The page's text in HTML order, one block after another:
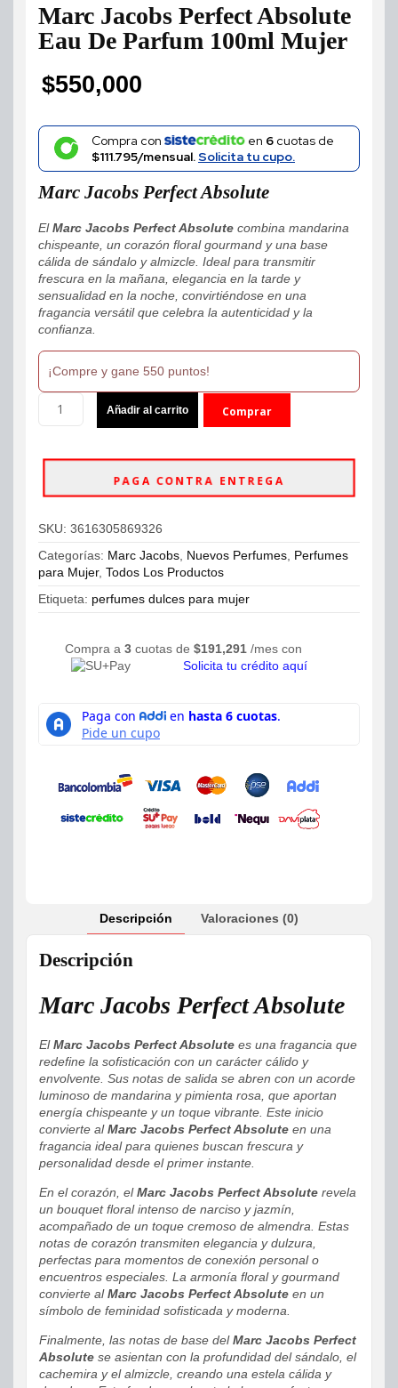
Marc Jacobs Perfect Absolute
Eau De Parfum 100ml Mujer
$550,000
Compra con en 6cuotas de
$111.795/mensual.Solicita tu cupo.
Marc Jacobs Perfect Absolute
ElMarc Jacobs Perfect Absolute combina mandarina
chispeante, un corazón floral gourmand y una base
cálida de sándalo y almizcle. Ideal para transmitir
frescura en la mañana, elegancia en la tarde y
sensualidad en la noche, convirtiéndose en una
fragancia versátil que celebra la autenticidad y la
confianza.
¡Compre y gane 550 puntos!
Jacobs
Parfum
Mujer
cantidad
Añadir al carrito Comprar
PAGA CONTRA ENTREGA
SKU: 3616305869326
Categorías: Marc Jacobs Nuevos Perfumes Perfumes
para Mujer, Todos Los Productos
Etiqueta: perfumes dulces para mujer
Compra a 3 cuotas de $191,291 /mes con
Solicita tu crédito aquí
Descripción Valoraciones (0)
Descripción
Marc Jacobs Perfect Absolute
ElMarc Jacobs Perfect Absolute es una fragancia que
redefine la sofisticación con un carácter cálido y
envolvente. Sus notas de salida se abren con un acorde
luminoso de mandarina y pimienta rosa, que aportan
energía chispeante y un toque vibrante. Este inicio
convierte alMarc Jacobs Perfect Absolute en una
fragancia ideal para quienes buscan frescura y
personalidad desde el primer instante.
En el corazón, elMarc Jacobs Perfect Absolute revela
un bouquet floral intenso de narciso y jazmín,
acompañado de un toque cremoso de almendra. Estas
notas de corazón transmiten elegancia y dulzura,
perfectas para momentos de conexión personal o
encuentros especiales. La armonía floral y gourmand
convierte alMarc Jacobs Perfect Absolute en un
símbolo de feminidad sofisticada y moderna.
Finalmente, las notas de base delMarc Jacobs Perfect
Absolute se asientan con la profundidad del sándalo, el
cachemira y el almizcle, creando una estela cálida y